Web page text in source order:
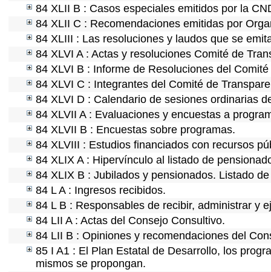
84 XLII B : Casos especiales emitidos por la
84 XLII C : Recomendaciones emitidas por
84 XLIII : Las resoluciones y laudos que se
84 XLVI A : Actas y resoluciones Comité de
84 XLVI B : Informe de Resoluciones del
84 XLVI C : Integrantes del Comité de
84 XLVI D : Calendario de sesiones ordinarias
84 XLVII A : Evaluaciones y encuestas a
84 XLVII B : Encuestas sobre programas.
84 XLVIII : Estudios financiados con recursos
84 XLIX A : Hipervínculo al listado de
84 XLIX B : Jubilados y pensionados. Listado
84 L A : Ingresos recibidos.
84 L B : Responsables de recibir, administrar y
84 LII A : Actas del Consejo Consultivo.
84 LII B : Opiniones y recomendaciones del
85 I A1 : El Plan Estatal de Desarrollo, los
mismos se propongan.